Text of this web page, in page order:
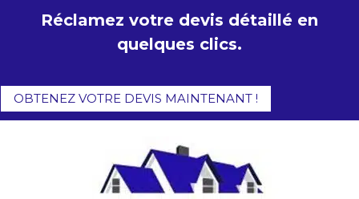
Réclamez votre devis détaillé en
quelques clics.
OBTENEZ VOTRE DEVIS MAINTENANT !